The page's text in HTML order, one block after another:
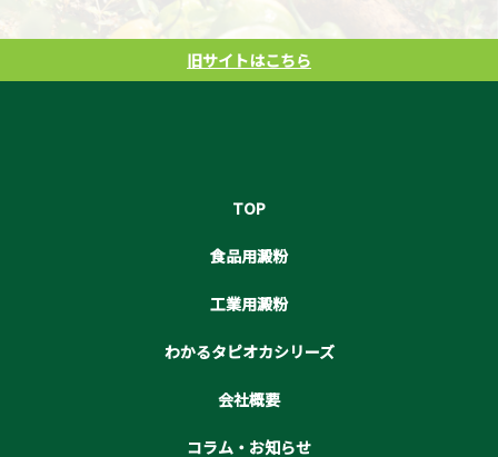
旧サイトはこちら
TOP
食品用澱粉
工業用澱粉
わかるタピオカシリーズ
会社概要
コラム・お知らせ